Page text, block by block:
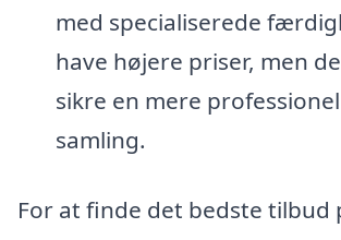
med specialiserede
have højere priser, men
sikre en mere
samling.
For at finde det bedste tilbud